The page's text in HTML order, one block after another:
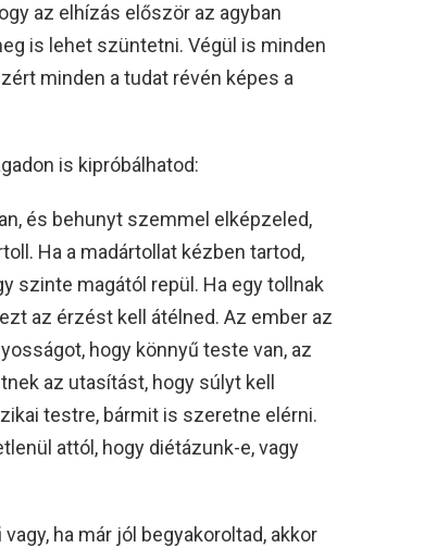
az elhízás először az agyban
is lehet szüntetni. Végül is minden
minden a tudat révén képes a
is kipróbálhatod:
és behunyt szemmel elképzeled,
Ha a madártollat kézben tartod,
szinte magától repül. Ha egy tollnak
az érzést kell átélned. Az ember az
hogy könnyű teste van, az
az utasítást, hogy súlyt kell
testre, bármit is szeretne elérni.
attól, hogy diétázunk-e, vagy
ha már jól begyakoroltad, akkor